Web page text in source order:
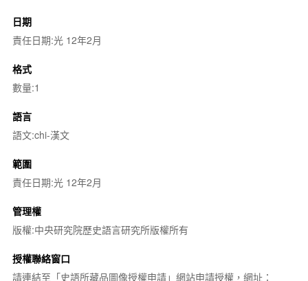
日期
責任日期:光 12年2月
格式
數量:1
語言
語文:chi-漢文
範圍
責任日期:光 12年2月
管理權
版權:中央研究院歷史語言研究所版權所有
授權聯絡窗口
請連結至「史語所藏品圖像授權申請」網站申請授權，網址：